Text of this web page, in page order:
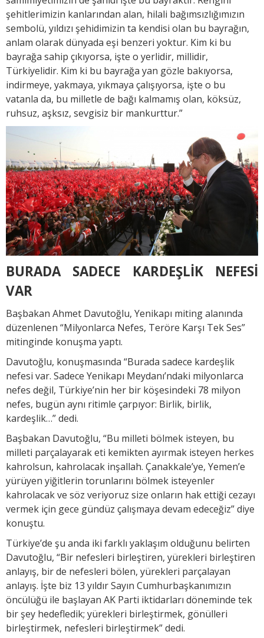
şehitlerimizin kanlarından alan, hilali bağımsızlığımızın
sembolü, yıldızı şehidimizin ta kendisi olan bu bayrağın,
anlam olarak dünyada eşi benzeri yoktur. Kim ki bu
bayrağa sahip çıkıyorsa, işte o yerlidir, millidir,
Türkiyelidir. Kim ki bu bayrağa yan gözle bakıyorsa,
indirmeye, yakmaya, yıkmaya çalışıyorsa, işte o bu
vatanla da, bu milletle de bağı kalmamış olan, köksüz,
ruhsuz, aşksız, sevgisiz bir mankurttur.”
BURADA SADECE KARDEŞLİK NEFESİ
VAR
Başbakan Ahmet Davutoğlu, Yenikapı miting alanında
düzenlenen “Milyonlarca Nefes, Teröre Karşı Tek Ses”
mitinginde konuşma yaptı.
Davutoğlu, konuşmasında “Burada sadece kardeşlik
nefesi var. Sadece Yenikapı Meydanı’ndaki milyonlarca
nefes değil, Türkiye’nin her bir köşesindeki 78 milyon
nefes, bugün aynı ritimle çarpıyor: Birlik, birlik,
kardeşlik…” dedi.
Başbakan Davutoğlu, “Bu milleti bölmek isteyen, bu
milleti parçalayarak eti kemikten ayırmak isteyen herkes
kahrolsun, kahrolacak inşallah. Çanakkale’ye, Yemen’e
yürüyen yiğitlerin torunlarını bölmek isteyenler
kahrolacak ve söz veriyoruz size onların hak ettiği cezayı
vermek için gece gündüz çalışmaya devam edeceğiz” diye
konuştu.
Türkiye’de şu anda iki farklı yaklaşım olduğunu belirten
Davutoğlu, “Bir nefesleri birleştiren, yürekleri birleştiren
anlayış, bir de nefesleri bölen, yürekleri parçalayan
anlayış. İşte biz 13 yıldır Sayın Cumhurbaşkanımızın
öncülüğü ile başlayan AK Parti iktidarları döneminde tek
bir şey hedefledik; yürekleri birleştirmek, gönülleri
birleştirmek, nefesleri birleştirmek” dedi.